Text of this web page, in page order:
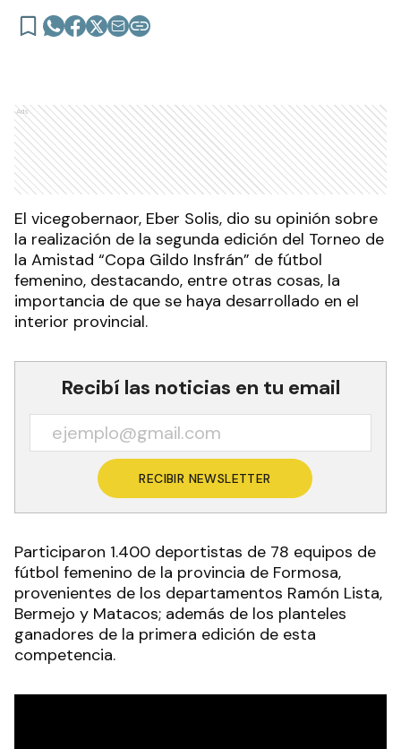
Ads
El vicegobernaor, Eber Solis, dio su opinión sobre
la realización de la segunda edición del Torneo de
la Amistad “Copa Gildo Insfrán” de fútbol
femenino, destacando, entre otras cosas, la
importancia de que se haya desarrollado en el
interior provincial.
Recibí las noticias en tu email
RECIBIR NEWSLETTER
Participaron 1.400 deportistas de 78 equipos de
fútbol femenino de la provincia de Formosa,
provenientes de los departamentos Ramón Lista,
Bermejo y Matacos; además de los planteles
ganadores de la primera edición de esta
competencia.